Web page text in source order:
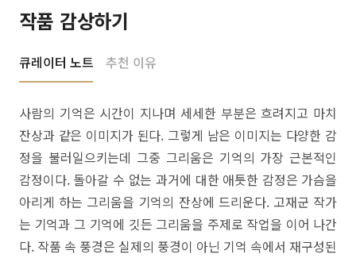
작품 감상하기
큐레이터 노트 추천 이유
사람의 기억은 시간이 지나며 세세한 부분은 흐려지고 마치
잔상과 같은 이미지가 된다. 그렇게 남은 이미지는 다양한 감
정을 불러일으키는데 그중 그리움은 기억의 가장 근본적인
감정이다. 돌아갈 수 없는 과거에 대한 애틋한 감정은 가슴을
아리게 하는 그리움을 기억의 잔상에 드리운다. 고재군 작가
는 기억과 그 기억에 깃든 그리움을 주제로 작업을 이어 나간
다. 작품 속 풍경은 실제의 풍경이 아닌 기억 속에서 재구성된